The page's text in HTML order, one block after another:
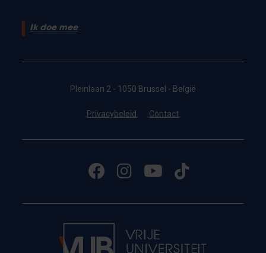
Ik doe mee
Pleinlaan 2 - 1050 Brussel - België
Privacybeleid Contact